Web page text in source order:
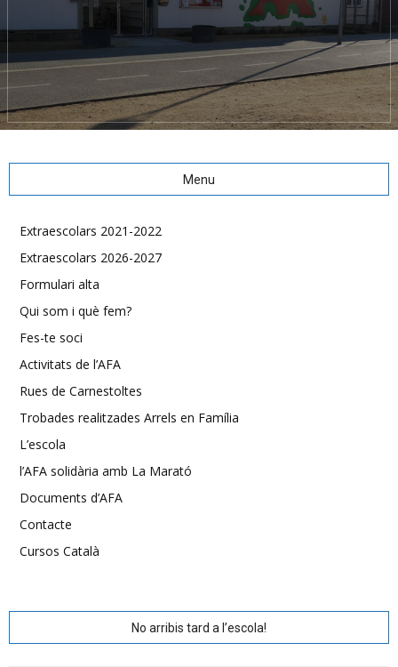
Menu
Extraescolars 2021-2022
Extraescolars 2026-2027
Formulari alta
Qui som i què fem?
Fes-te soci
Activitats de l’AFA
Rues de Carnestoltes
Trobades realitzades Arrels en Família
L’escola
l’AFA solidària amb La Marató
Documents d’AFA
Contacte
Cursos Català
No arribis tard a l’escola!